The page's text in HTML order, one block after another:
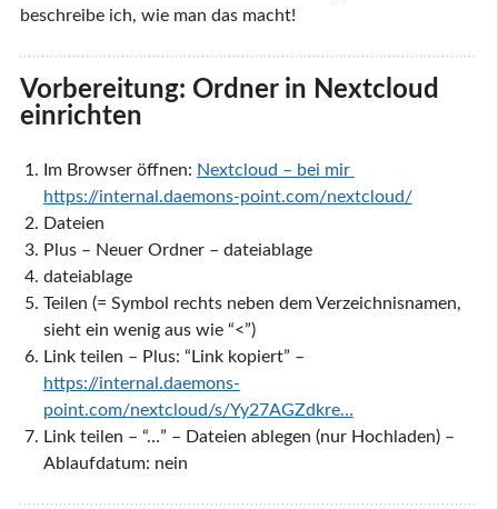
beschreibe ich, wie man das macht!
Vorbereitung: Ordner in Nextcloud
einrichten
Im Browser öffnen: Nextcloud – bei mir
https://internal.daemons-point.com/nextcloud/
Dateien
Plus – Neuer Ordner – dateiablage
dateiablage
Teilen (= Symbol rechts neben dem Verzeichnisnamen,
sieht ein wenig aus wie “<”)
Link teilen – Plus: “Link kopiert” –
https://internal.daemons-
point.com/nextcloud/s/Yy27AGZdkre…
Link teilen – “…” – Dateien ablegen (nur Hochladen) –
Ablaufdatum: nein